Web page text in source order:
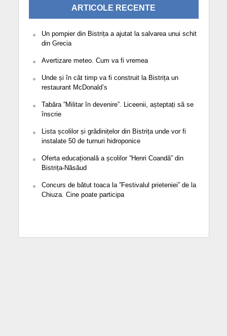
ARTICOLE RECENTE
Un pompier din Bistrița a ajutat la salvarea unui schit
din Grecia
Avertizare meteo. Cum va fi vremea
Unde și în cât timp va fi construit la Bistrița un
restaurant McDonald’s
Tabăra ”Militar în devenire”. Liceenii, așteptați să se
înscrie
Lista școlilor și grădinițelor din Bistrița unde vor fi
instalate 50 de turnuri hidroponice
Oferta educațională a școlilor ”Henri Coandă” din
Bistrița-Năsăud
Concurs de bătut toaca la ”Festivalul prieteniei” de la
Chiuza. Cine poate participa